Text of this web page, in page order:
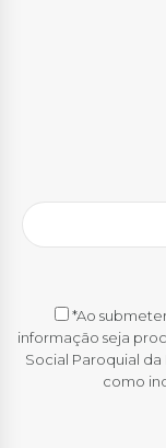
*Ao
informação seja
Social Paroquial
como